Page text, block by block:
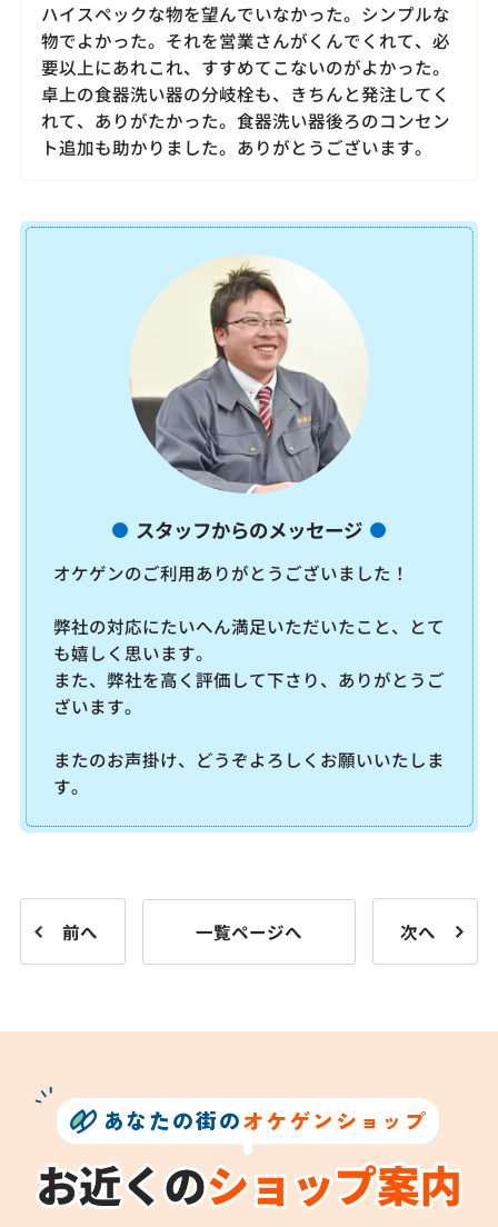
ハイスペックな物を望んでいなかった。シンプルな
物でよかった。それを営業さんがくんでくれて、必
要以上にあれこれ、すすめてこないのがよかった。
卓上の食器洗い器の分岐栓も、きちんと発注してく
れて、ありがたかった。食器洗い器後ろのコンセン
ト追加も助かりました。ありがとうございます。
スタッフからのメッセージ
オケゲンのご利用ありがとうございました！
弊社の対応にたいへん満足いただいたこと、とて
も嬉しく思います。
また、弊社を高く評価して下さり、ありがとうご
ざいます。
またのお声掛け、どうぞよろしくお願いいたしま
す。
前へ 一覧ページへ 次へ
あなたの街のオケゲンショップ